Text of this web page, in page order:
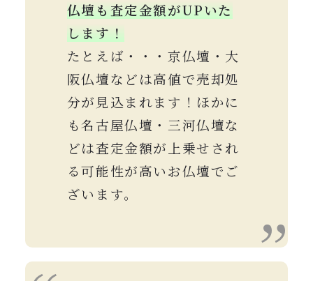
仏壇も査定金額がUPいた
します！
たとえば・・・京仏壇・大
阪仏壇などは高値で売却処
分が見込まれます！ほかに
も名古屋仏壇・三河仏壇な
どは査定金額が上乗せされ
る可能性が高いお仏壇でご
ざいます。